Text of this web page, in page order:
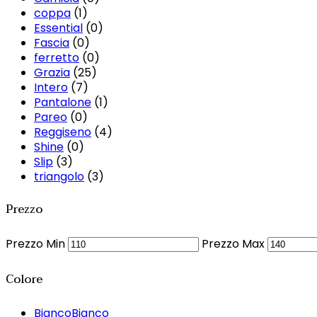
coppa (1)
Essential (0)
Fascia (0)
ferretto (0)
Grazia (25)
Intero (7)
Pantalone (1)
Pareo (0)
Reggiseno (4)
Shine (0)
Slip (3)
triangolo (3)
Prezzo
Prezzo Min Prezzo Max
Colore
BiancoBianco